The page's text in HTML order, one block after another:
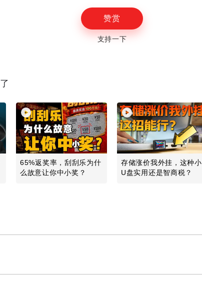
Play
赞赏
支持一下
65%返奖率，刮刮乐为什
么故意让你中小奖？
存储涨价我外挂，这种小
U盘实用还是智商税？